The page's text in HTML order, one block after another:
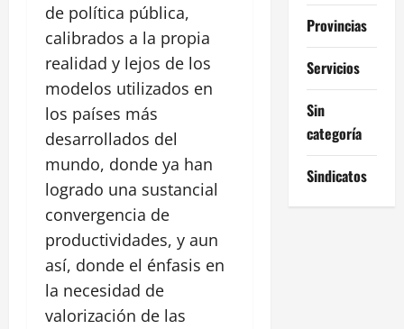
de política pública,
calibrados a la propia
realidad y lejos de los
modelos utilizados en
los países más
desarrollados del
mundo, donde ya han
logrado una sustancial
convergencia de
productividades, y aun
así, donde el énfasis en
la necesidad de
valorización de las
Provincias
Servicios
Sin
categoría
Sindicatos